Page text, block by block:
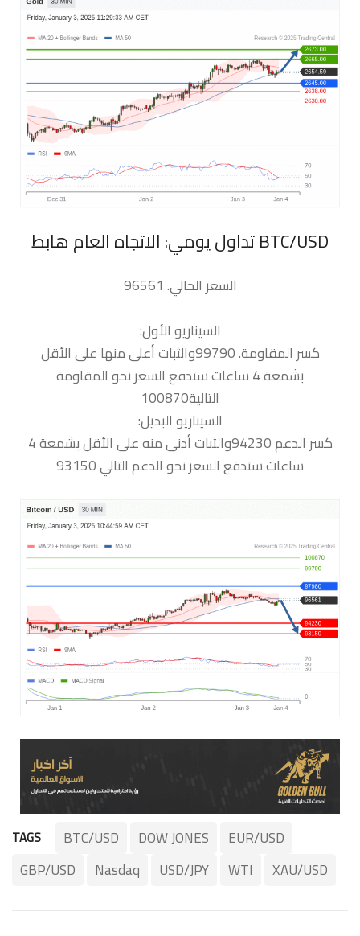
السعر الحالي. 96561
السيناريو الأول:
كسر المقاومة. 99790والثبات أعلى منها على الأقل
بشمعة 4 ساعات ستدفع السعر نحو المقاومة
التالية100870
السيناريو البديل:
كسر الدعم 94230والثبات أدنى منه على الأقل بشمعة 4
ساعات ستدفع السعر نحو الدعم التالي 93150
TAGS BTC/USD DOW JONES
EUR/USD
GBP/USD
Nasdaq USD/JPY WTI XAU/USD